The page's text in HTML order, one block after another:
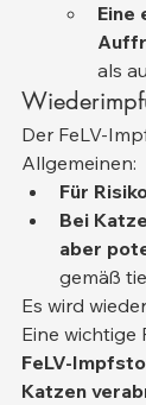
Eine
als
Der FeLV-
Allgemeinen:
Für
Bei
aber
gemäß
Es wird
Eine wichtige
FeLV-
Katzen